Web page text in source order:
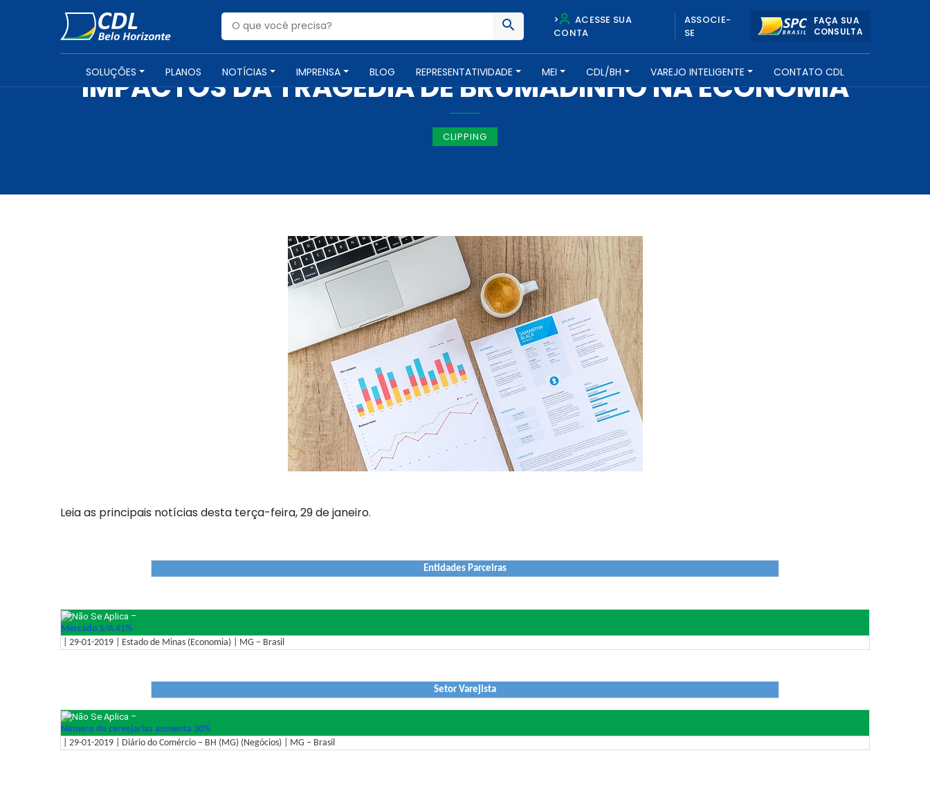
>
ACESSE SUA
CONTA
ASSOCIE-
SE
FAÇA SUA
CONSULTA
SOLUÇÕES PLANOS NOTÍCIAS IMPRENSA BLOG REPRESENTATIVIDADE MEI CDL/BH VAREJO INTELIGENTE CONTATO CDL
IMPRENSA -29 DE JANEIRO DE 2019
IMPACTOS DA TRAGÉDIA DE BRUMADINHO NA ECONOMIA
CLIPPING
Leia as principais notícias desta terça-feira, 29 de janeiro.
Entidades Parceiras
–
Mercado S/A 41%
| 29-01-2019 | Estado de Minas (Economia) | MG – Brasil
Setor Varejista
–
Número de cervejarias aumenta 30%
| 29-01-2019 | Diário do Comércio – BH (MG) (Negócios) | MG – Brasil